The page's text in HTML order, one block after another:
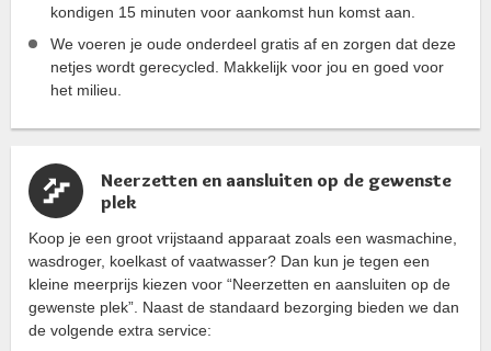
kondigen 15 minuten voor aankomst hun komst aan.
We voeren je oude onderdeel gratis af en zorgen dat deze
netjes wordt gerecycled. Makkelijk voor jou en goed voor
het milieu.
Neerzetten en aansluiten op de gewenste
plek
Koop je een groot vrijstaand apparaat zoals een wasmachine,
wasdroger, koelkast of vaatwasser? Dan kun je tegen een
kleine meerprijs kiezen voor “Neerzetten en aansluiten op de
gewenste plek”. Naast de standaard bezorging bieden we dan
de volgende extra service: